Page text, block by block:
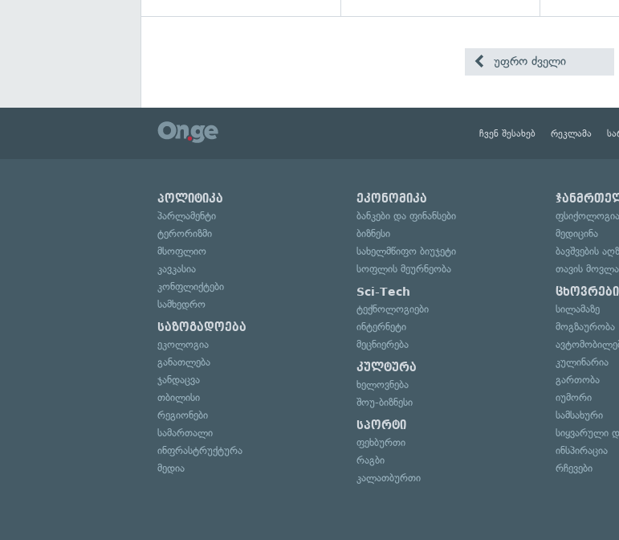
უფრო ძველი
ჩვენ შესახებ რეკლამა
პოლიტიკა
პარლამენტი
ტერორიზმი
მსოფლიო
კავკასია
კონფლიქტები
სამხედრო
საზოგადოება
ეკოლოგია
განათლება
ჯანდაცვა
თბილისი
რეგიონები
სამართალი
ინფრასტრუქტურა
მედია
ეკონომიკა
ბანკები და ფინანსები
ბიზნესი
სახელმწიფო ბიუჯეტი
სოფლის მეურნეობა
Sci-Tech
ტექნოლოგიები
ინტერნეტი
მეცნიერება
კულტურა
ხელოვნება
შოუ-ბიზნესი
სპორტი
ფეხბურთი
რაგბი
კალათბურთი
ფსიქოლოგია
მედიცინა
ბავშვების
თავის მოვლა
სილამაზე
მოგზაურობა
კულინარია
გართობა
იუმორი
სამსახური
სიყვარული
ინსპირაცია
რჩევები